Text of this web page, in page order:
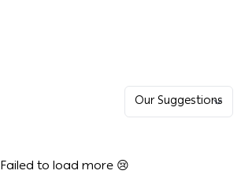
Failed to load more 😢